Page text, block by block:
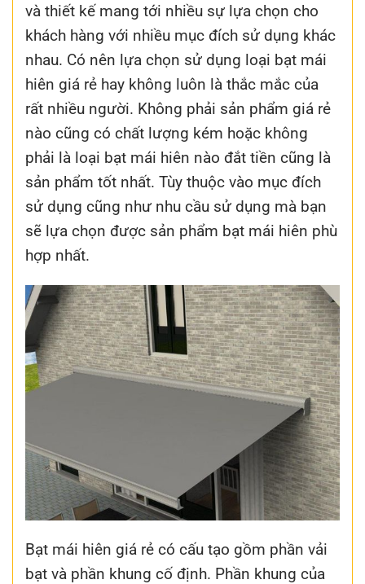
và thiết kế mang tới nhiều sự lựa chọn cho
khách hàng với nhiều mục đích sử dụng khác
nhau. Có nên lựa chọn sử dụng loại bạt mái
hiên giá rẻ hay không luôn là thắc mắc của
rất nhiều người. Không phải sản phẩm giá rẻ
nào cũng có chất lượng kém hoặc không
phải là loại bạt mái hiên nào đắt tiền cũng là
sản phẩm tốt nhất. Tùy thuộc vào mục đích
sử dụng cũng như nhu cầu sử dụng mà bạn
sẽ lựa chọn được sản phẩm bạt mái hiên phù
hợp nhất.
Bạt mái hiên giá rẻ có cấu tạo gồm phần vải
bạt và phần khung cố định. Phần khung của